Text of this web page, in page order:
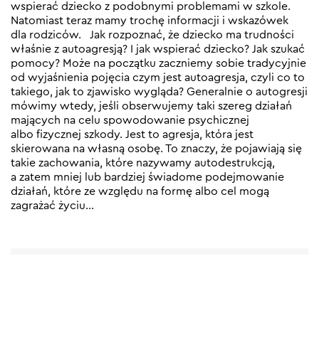
wspierać dziecko z podobnymi problemami w szkole.
Natomiast teraz mamy trochę informacji i wskazówek
dla rodziców. Jak rozpoznać, że dziecko ma trudności
właśnie z autoagresją? I jak wspierać dziecko? Jak szukać
pomocy? Może na początku zaczniemy sobie tradycyjnie
od wyjaśnienia pojęcia czym jest autoagresja, czyli co to
takiego, jak to zjawisko wygląda? Generalnie o autogresji
mówimy wtedy, jeśli obserwujemy taki szereg działań
mających na celu spowodowanie psychicznej
albo fizycznej szkody. Jest to agresja, która jest
skierowana na własną osobę. To znaczy, że pojawiają się
takie zachowania, które nazywamy autodestrukcją,
a zatem mniej lub bardziej świadome podejmowanie
działań, które ze względu na formę albo cel mogą
zagrażać życiu…